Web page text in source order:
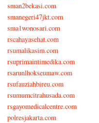
sman2bekasi.com
smanegeri47jkt.com
sma1wonosari.com
rscahayasehat.com
rsumalikasim.com
rsuprimaintimedika.com
rsarunlhokseumaw.com
rsufauziahbireu.com
rsumumcitrahusada.com
rsgayomedicalcentre.com
polresjakarta.com